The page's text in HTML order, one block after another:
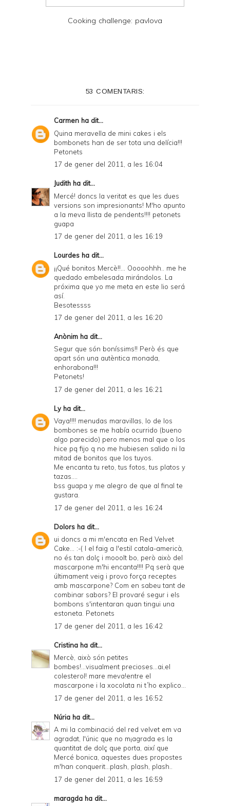
Cooking challenge: pavlova
53 COMENTARIS:
Carmen ha dit...
Quina meravella de mini cakes i els
bombonets han de ser tota una delícia!!!
Petonets
17 de gener del 2011, a les 16:04
Judith ha dit...
Mercé! doncs la veritat es que les dues
versions son impresionants! M'ho apunto
a la meva llista de pendents!!!! petonets
guapa
17 de gener del 2011, a les 16:19
Lourdes ha dit...
¡¡Qué bonitos Mercè!!... Ooooohhh.. me he
quedado embelesada mirándolos. La
próxima que yo me meta en este lio será
así.
Besotessss
17 de gener del 2011, a les 16:20
Anònim ha dit...
Segur que són boníssims!! Però és que
apart són una autèntica monada,
enhorabona!!!
Petonets!
17 de gener del 2011, a les 16:21
Lyha dit...
Vaya!!!! menudas maravillas, lo de los
bombones se me había ocurrido (bueno
algo parecido) pero menos mal que o los
hice pq fijo q no me hubiesen salido ni la
mitad de bonitos que los tuyos.
Me encanta tu reto, tus fotos, tus platos y
tazas....
bss guapa y me alegro de que al final te
gustara.
17 de gener del 2011, a les 16:24
Dolors ha dit...
ui doncs a mi m'encata en Red Velvet
Cake... :-( I el faig a l'estil catala-americà,
no és tan dolç i mooolt bo, però això del
mascarpone m'hi encanta!!!! Pq serà que
últimament veig i provo força receptes
amb mascarpone? Com en sabeu tant de
combinar sabors? El provaré segur i els
bombons s'intentaran quan tingui una
estoneta. Petonets
17 de gener del 2011, a les 16:42
Cristina ha dit...
Mercè, això són petites
bombes!...visualment precioses...ai,el
colesterol! mare meva!entre el
mascarpone i la xocolata ni t´ho explico...
17 de gener del 2011, a les 16:52
Núria ha dit...
A mi la combinació del red velvet em va
agradat, l'únic que no m¡agrada es la
quantitat de dolç que porta, així que
Mercé bonica, aquestes dues propostes
m'han conquerit...plash, plash, plash..
17 de gener del 2011, a les 16:59
maragda ha dit...